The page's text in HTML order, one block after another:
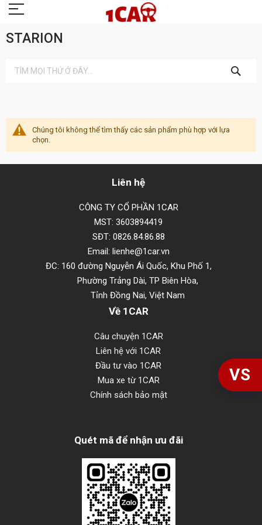
STARION
KIẾM
Chúng tôi không thể tìm thấy các sản phẩm phù hợp với lựa
chọn.
Liên hệ
CÔNG TY CỔ PHẦN 1CAR
MST: 3603894419
SĐT: 0826.84.86.88
Email: lienhe@1car.vn
ĐC: 160 đường Nguyễn Ái Quốc, Khu Phố 1,
Phường Trảng Dài, TP Biên Hòa,
Tỉnh Đồng Nai, Việt Nam
Về 1CAR
Câu chuyện 1CAR
Liên hệ với 1CAR
Đầu tư vào 1CAR
Mua xe từ 1CAR
Chính sách bảo mật
Quét mã để nhận ưu đãi
VS